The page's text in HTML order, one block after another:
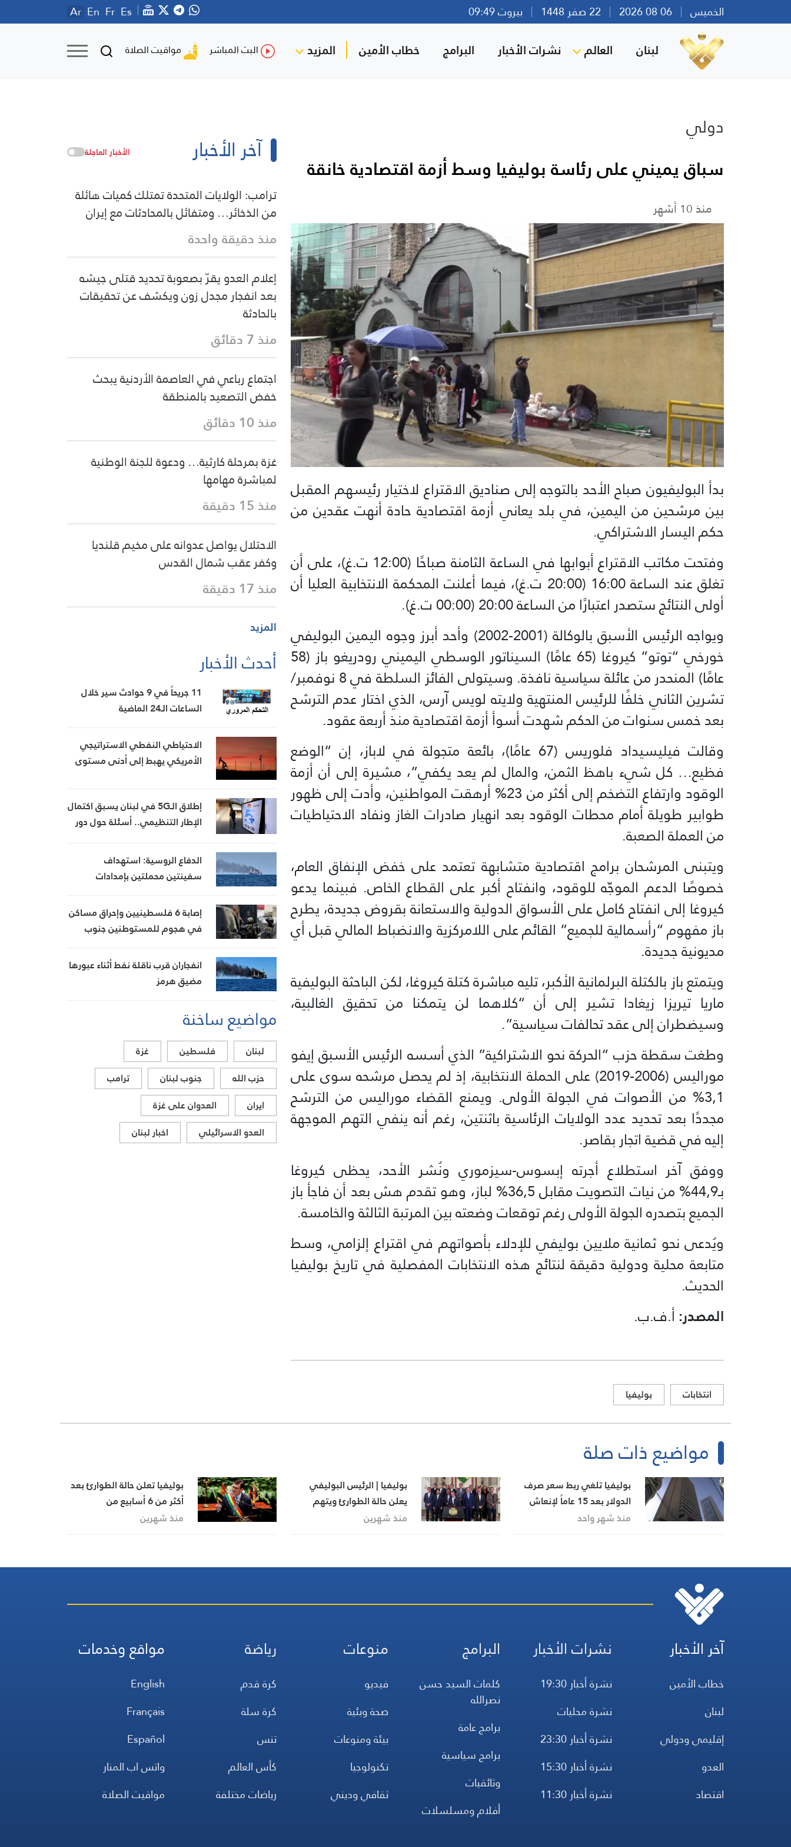
الخميس بيروت 09:49 Ar En Fr Es
لبنان العالم نشرات الأخبار البرامج خطاب الأمين المزيد البث المباشر مواقيت الصلاة
دولي
سباق يميني على رئاسة بوليفيا وسط أزمة اقتصادية خانقة
منذ 10 أشهر
بدأ البوليفيون صباح الأحد بالتوجه إلى صناديق الاقتراع لاختيار رئيسهم المقبل
بين مرشحين من اليمين، في بلد يعاني أزمة اقتصادية حادة أنهت عقدين من
حكم اليسار الاشتراكي.
وفتحت مكاتب الاقتراع أبوابها في الساعة الثامنة صباحًا (12:00 ت.غ)، على أن
تغلق عند الساعة 16:00 (20:00 ت.غ)، فيما أعلنت المحكمة الانتخابية العليا أن
أولى النتائج ستصدر اعتبارًا من الساعة 20:00 (00:00 ت.غ).
ويواجه الرئيس الأسبق بالوكالة (2001-2002) وأحد أبرز وجوه اليمين البوليفي
خورخي “توتو” كيروغا (65 عامًا) السيناتور الوسطي اليميني رودريغو باز (58
عامًا) المنحدر من عائلة سياسية نافذة. وسيتولى الفائز السلطة في 8 نوفمبر/
تشرين الثاني خلفًا للرئيس المنتهية ولايته لويس آرس، الذي اختار عدم الترشح
بعد خمس سنوات من الحكم شهدت أسوأ أزمة اقتصادية منذ أربعة عقود.
وقالت فيليسيداد فلوريس (67 عامًا)، بائعة متجولة في لاباز، إن “الوضع
فظيع… كل شيء باهظ الثمن، والمال لم يعد يكفي”، مشيرة إلى أن أزمة
الوقود وارتفاع التضخم إلى أكثر من 23% أرهقت المواطنين، وأدت إلى ظهور
طوابير طويلة أمام محطات الوقود بعد انهيار صادرات الغاز ونفاد الاحتياطيات
من العملة الصعبة.
ويتبنى المرشحان برامج اقتصادية متشابهة تعتمد على خفض الإنفاق العام،
خصوصًا الدعم الموجّه للوقود، وانفتاح أكبر على القطاع الخاص. فبينما يدعو
كيروغا إلى انفتاح كامل على الأسواق الدولية والاستعانة بقروض جديدة، يطرح
باز مفهوم “رأسمالية للجميع” القائم على اللامركزية والانضباط المالي قبل أي
مديونية جديدة.
ويتمتع باز بالكتلة البرلمانية الأكبر، تليه مباشرة كتلة كيروغا، لكن الباحثة البوليفية
ماريا تيريزا زيغادا تشير إلى أن “كلاهما لن يتمكنا من تحقيق الغالبية،
وسيضطران إلى عقد تحالفات سياسية”.
وطغت سقطة حزب “الحركة نحو الاشتراكية” الذي أسسه الرئيس الأسبق إيفو
موراليس (2006-2019) على الحملة الانتخابية، إذ لم يحصل مرشحه سوى على
3,1% من الأصوات في الجولة الأولى. ويمنع القضاء موراليس من الترشح
مجددًا بعد تحديد عدد الولايات الرئاسية باثنتين، رغم أنه ينفي التهم الموجهة
إليه في قضية اتجار بقاصر.
ووفق آخر استطلاع أجرته إبسوس-سيزموري ونُشر الأحد، يحظى كيروغا
بـ44,9% من نيات التصويت مقابل 36,5% لباز، وهو تقدم هش بعد أن فاجأ باز
الجميع بتصدره الجولة الأولى رغم توقعات وضعته بين المرتبة الثالثة والخامسة.
ويُدعى نحو ثمانية ملايين بوليفي للإدلاء بأصواتهم في اقتراع إلزامي، وسط
متابعة محلية ودولية دقيقة لنتائج هذه الانتخابات المفصلية في تاريخ بوليفيا
الحديث.
المصدر:أ.ف.ب.
انتخابات بوليفيا
آخر الأخبار الأخبار العاجلة
ترامب: الولايات المتحدة تمتلك كميات هائلة
من الذخائر… ومتفائل بالمحادثات مع إيران
منذ دقيقة واحدة
إعلام العدو يقرّ بصعوبة تحديد قتلى جيشه
بعد انفجار مجدل زون ويكشف عن تحقيقات
بالحادثة
منذ 7 دقائق
اجتماع رباعي في العاصمة الأردنية يبحث
خفض التصعيد بالمنطقة
منذ 10 دقائق
غزة بمرحلة كارثية… ودعوة للجنة الوطنية
لمباشرة مهامها
منذ 15 دقيقة
الاحتلال يواصل عدوانه على مخيم قلنديا
وكفر عقب شمال القدس
منذ 17 دقيقة
المزيد
أحدث الأخبار
11 جريحاً في 9 حوادث سير خلال
الساعات الـ24 الماضية
الاحتياطي النفطي الاستراتيجي
الأمريكي يهبط إلى أدنى مستوى
إطلاق الـ5G في لبنان يسبق اكتمال
الإطار التنظيمي.. أسئلة حول دور
الدفاع الروسية: استهداف
سفينتين محملتين بإمدادات
أوديساإصابة 6 فلسطينيين وإحراق مساكن
في هجوم للمستوطنين جنوب
انفجاران قرب ناقلة نفط أثناء عبورها
مضيق هرمز
مواضيع ساخنة
لبنان فلسطين
غزة
حزب الله
جنوب لبنان
ترامب
ايران
العدوان على غزة
العدو الاسرائيلي
اخبار لبنان
مواضيع ذات صلة
بوليفيا تلغي ربط سعر صرف
الدولار بعد 15 عاماً لإنعاش
الاقتصاد في خضم أزمة حادة
منذ شهر واحد
بوليفيا | الرئيس البوليفي
يعلن حالة الطوارئ ويتهم
محتجين بمحاولة تنفيذ
منذ شهرين
بوليفيا تعلن حالة الطوارئ بعد
أكثر من 6 أسابيع من
الاحتجاجات وقطع الطرق
منذ شهرين
آخر الأخبار
خطاب الأمين
لبنان
إقليمي ودولي
العدو
اقتصاد
نشرات الأخبار
نشرة أخبار 19:30
نشرة محليات
نشرة أخبار 23:30
نشرة أخبار 15:30
نشرة أخبار 11:30
البرامج
كلمات السيد حسن
نصرالله
برامج عامة
برامج سياسية
وثائقيات
أفلام ومسلسلات
منوعات
فيديو
صحة وبئية
بيئة ومنوعات
تكنولوجيا
ثقافي وديني
رياضة
كرة قدم
كرة سلة
تنس
كأس العالم
رياضات مختلفة
مواقع وخدمات
English
Français
Español
واتس اب المنار
مواقيت الصلاة